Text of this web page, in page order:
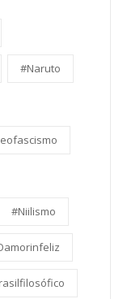
#Naruto
#Niilismo